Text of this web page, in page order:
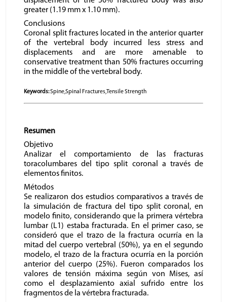
greater (1.19 mm x 1.10 mm).
Conclusions
Coronal split fractures located in the anterior quarter
of the vertebral body incurred less stress and
displacements and are more amenable to
conservative treatment than 50% fractures occurring
in the middle of the vertebral body.
Keywords:Spine,Spinal Fractures,Tensile Strength
Resumen
Objetivo
Analizar el comportamiento de las fracturas
toracolumbares del tipo split coronal a través de
elementos finitos.
Métodos
Se realizaron dos estudios comparativos a través de
la simulación de fractura del tipo split coronal, en
modelo finito, considerando que la primera vértebra
lumbar (L1) estaba fracturada. En el primer caso, se
consideró que el trazo de la fractura ocurría en la
mitad del cuerpo vertebral (50%), ya en el segundo
modelo, el trazo de la fractura ocurría en la porción
anterior del cuerpo (25%). Fueron comparados los
valores de tensión máxima según von Mises, así
como el desplazamiento axial sufrido entre los
fragmentos de la vértebra fracturada.